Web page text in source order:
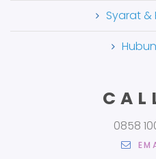
Syarat
0858